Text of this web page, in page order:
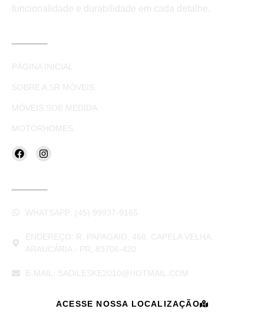
funcionalidade e durabilidade em cada detalhe.
PÁGINA INICIAL
SOBRE A SR MÓVEIS.
MÓVEIS SOB MEDIDA.
MOTORHOMES.
WHATSAPP: (45) 99937-9165
ENDEREÇO: R. PAPAGAIO, 468, CAPELA VELHA,
ARAUCÁRIA - PR, 83706-420
E-MAIL: SADILESKE2010@HOTMAIL.COM
ACESSE NOSSA LOCALIZAÇÃO